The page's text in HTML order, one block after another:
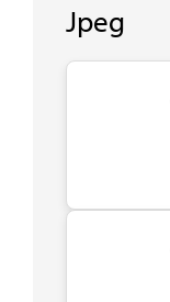
Jpeg